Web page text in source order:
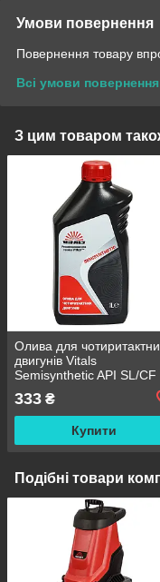
Умови повернення
Повернення товару
Всі умови повернення
З цим товаром
Олива для
двигунів Vitals
Semisynthetic API SL/CF
333 ₴
Купити
Подібні товари